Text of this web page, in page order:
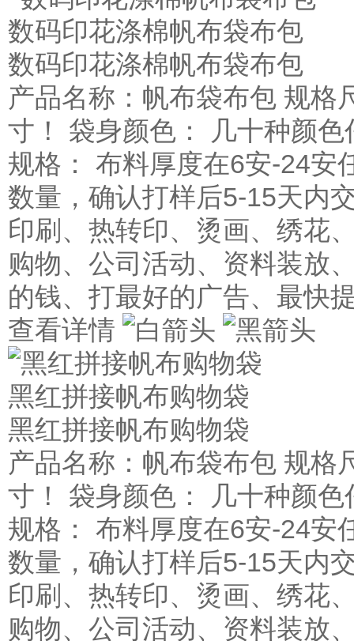
数码印花涤棉帆布袋布包
数码印花涤棉帆布袋布包
产品名称：帆布袋布包 规格
寸！ 袋身颜色： 几十种颜
规格： 布料厚度在6安-24安
数量，确认打样后5-15天内
印刷、热转印、烫画、绣花
购物、公司活动、资料装放
的钱、打最好的广告、最快
查看详情
黑红拼接帆布购物袋
黑红拼接帆布购物袋
产品名称：帆布袋布包 规格
寸！ 袋身颜色： 几十种颜
规格： 布料厚度在6安-24安
数量，确认打样后5-15天内
印刷、热转印、烫画、绣花
购物、公司活动、资料装放